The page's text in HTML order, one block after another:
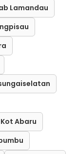
Lamandau
Abaru